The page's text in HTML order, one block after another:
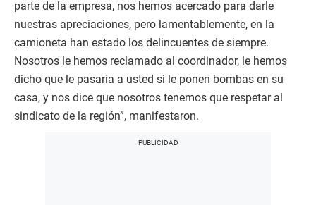
parte de la empresa, nos hemos acercado para darle
nuestras apreciaciones, pero lamentablemente, en la
camioneta han estado los delincuentes de siempre.
Nosotros le hemos reclamado al coordinador, le hemos
dicho que le pasaría a usted si le ponen bombas en su
casa, y nos dice que nosotros tenemos que respetar al
sindicato de la región”, manifestaron.